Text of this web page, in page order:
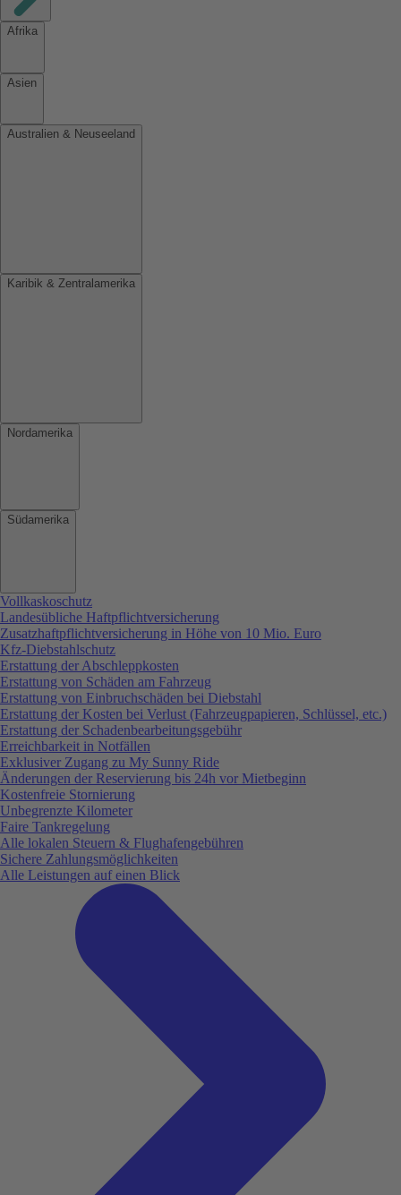
Afrika
Asien
Australien & Neuseeland
Karibik & Zentralamerika
Nordamerika
Südamerika
Vollkaskoschutz
Landesübliche Haftpflichtversicherung
Zusatzhaftpflichtversicherung in Höhe von 10 Mio. Euro
Kfz-Diebstahlschutz
Erstattung der Abschleppkosten
Erstattung von Schäden am Fahrzeug
Erstattung von Einbruchschäden bei Diebstahl
Erstattung der Kosten bei Verlust (Fahrzeugpapieren, Schlüssel, etc.)
Erstattung der Schadenbearbeitungsgebühr
Erreichbarkeit in Notfällen
Exklusiver Zugang zu My Sunny Ride
Änderungen der Reservierung bis 24h vor Mietbeginn
Kostenfreie Stornierung
Unbegrenzte Kilometer
Faire Tankregelung
Alle lokalen Steuern & Flughafengebühren
Sichere Zahlungsmöglichkeiten
Alle Leistungen auf einen Blick